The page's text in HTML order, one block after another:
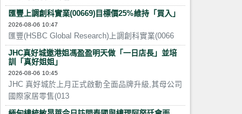
匯豐上調創科實業(00669)目標價25%維持「買入」
2026-08-06 10:47
匯豐(HSBC Global Research)上調創科實業(0066
JHC真好城邀港姐馮盈盈明天做「一日店長」並培
訓「真好姐姐」
2026-08-06 10:45
JHC 真好城於上月正式啟動全面品牌升級,其母公司
國際家居零售(013